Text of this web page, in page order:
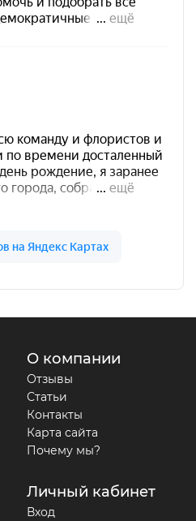
О компании
Отзывы
Статьи
Контакты
Карта сайта
Почему мы?
Личный кабинет
Вход